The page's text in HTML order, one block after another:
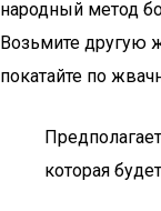
народный метод
Возьмите другую
покатайте по
которая